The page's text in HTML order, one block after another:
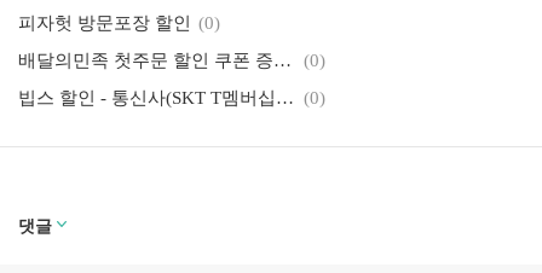
피자헛 방문포장 할인
(0)
배달의민족 첫주문 할인 쿠폰 증정 이벤트
(0)
빕스 할인 - 통신사(SKT T멤버십, KT멤버십), 제휴카드, 이벤트 (0)
댓글